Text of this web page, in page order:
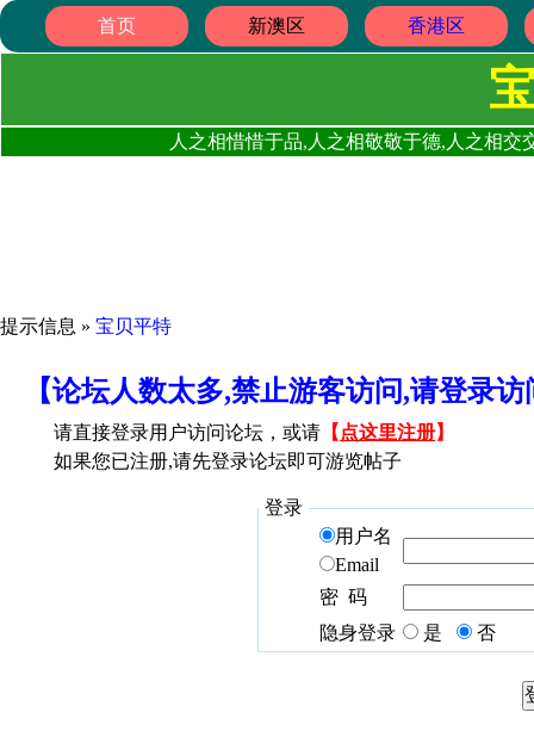
首页 新澳区 香港区
人之相惜惜于品,人之相敬敬于德,人之相
提示信息 » 宝贝平特
【论坛人数太多,禁止游客访问,请登录
请直接登录用户访问论坛，或请 【 点这里注册】
如果您已注册,请先登录论坛即可游览帖子
登录
用户名
Email
密 码
隐身登录
是 否